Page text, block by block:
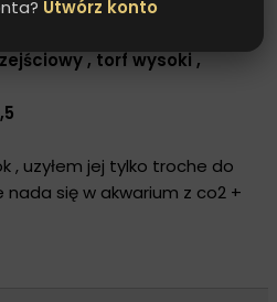
Utwórz konto
, torf wysoki ,
, uzyłem jej tylko troche do
nada się w akwarium z co2 +